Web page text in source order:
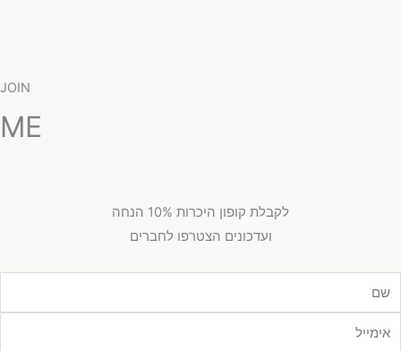
JOIN
ME
לקבלת קופון היכרות 10% הנחה
ועדכונים הצטרפו לחברים